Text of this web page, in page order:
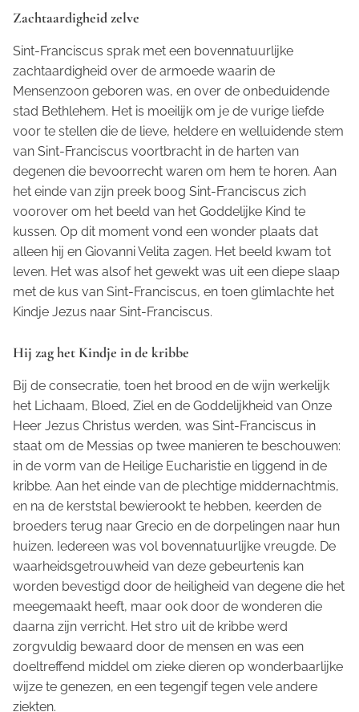
Zachtaardigheid zelve
Sint-Franciscus sprak met een bovennatuurlijke
zachtaardigheid over de armoede waarin de
Mensenzoon geboren was, en over de onbeduidende
stad Bethlehem. Het is moeilijk om je de vurige liefde
voor te stellen die de lieve, heldere en welluidende stem
van Sint-Franciscus voortbracht in de harten van
degenen die bevoorrecht waren om hem te horen. Aan
het einde van zijn preek boog Sint-Franciscus zich
voorover om het beeld van het Goddelijke Kind te
kussen. Op dit moment vond een wonder plaats dat
alleen hij en Giovanni Velita zagen. Het beeld kwam tot
leven. Het was alsof het gewekt was uit een diepe slaap
met de kus van Sint-Franciscus, en toen glimlachte het
Kindje Jezus naar Sint-Franciscus.
Hij zag het Kindje in de kribbe
Bij de consecratie, toen het brood en de wijn werkelijk
het Lichaam, Bloed, Ziel en de Goddelijkheid van Onze
Heer Jezus Christus werden, was Sint-Franciscus in
staat om de Messias op twee manieren te beschouwen:
in de vorm van de Heilige Eucharistie en liggend in de
kribbe. Aan het einde van de plechtige middernachtmis,
en na de kerststal bewierookt te hebben, keerden de
broeders terug naar Grecio en de dorpelingen naar hun
huizen. Iedereen was vol bovennatuurlijke vreugde. De
waarheidsgetrouwheid van deze gebeurtenis kan
worden bevestigd door de heiligheid van degene die het
meegemaakt heeft, maar ook door de wonderen die
daarna zijn verricht. Het stro uit de kribbe werd
zorgvuldig bewaard door de mensen en was een
doeltreffend middel om zieke dieren op wonderbaarlijke
wijze te genezen, en een tegengif tegen vele andere
ziekten.